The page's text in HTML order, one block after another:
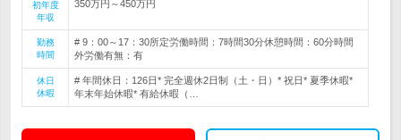
初年度
年収
350万円～450万円
勤務
時間
# 9：00～17：30所定労働時間：7時間30分休憩時間：60分時間
外労働有無：有
休日
休暇
# 年間休日：126日* 完全週休2日制（土・日）* 祝日* 夏季休暇*
年末年始休暇* 有給休暇（…